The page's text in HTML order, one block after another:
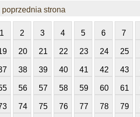
poprzednia strona
1 2 3 4 5 6 7
20 21 22 23 24 25
38 39 40 41 42 43
56 57 58 59 60 61
74 75 76 77 78 79